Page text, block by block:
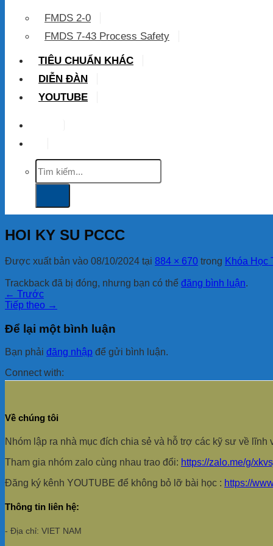
FMDS 2-0
FMDS 7-43 Process Safety
TIÊU CHUẨN KHÁC
DIỄN ĐÀN
YOUTUBE
Tìm
kiếm:
HOI KY SU PCCC
Được xuất bản vào 08/10/2024 tại 884 × 670 trong Khóa Học
Trackback đã bị đóng, nhưng bạn có thể đăng bình luận.
← Trước
Tiếp theo →
Để lại một bình luận
Bạn phải đăng nhập để gửi bình luận.
Connect with:
Về chúng tôi
Nhóm lập ra nhà mục đích chia sẻ và hỗ trợ các kỹ sư về
Tham gia nhóm zalo cùng nhau trao đổi: https://zalo.me/g/
Đăng ký kênh YOUTUBE để không bỏ lỡ bài học : https://
Thông tin liên hệ:
- Địa chỉ: VIET NAM